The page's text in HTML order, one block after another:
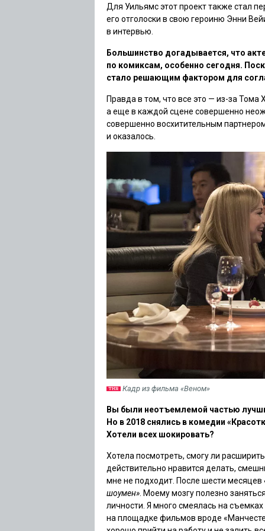
Для Уильямс этот проект также стал
его отголоски в свою героиню Энни
в интервью.
Большинство догадывается, что
по комиксам, особенно сегодня.
стало решающим фактором для
Правда в том, что все это — из-за
а еще в каждой сцене совершенно
совершенно восхитительным
и оказалось.
Кадр из фильма «Веном»
Вы были неотъемлемой частью
Но в 2018 снялись в комедии
Хотели всех шокировать?
Хотела посмотреть, смогу ли
действительно нравится делать,
мне не подходит. После шести месяцев
шоумен». Моему мозгу полезно
личности. Я много смеялась на съемках
на площадке фильмов вроде